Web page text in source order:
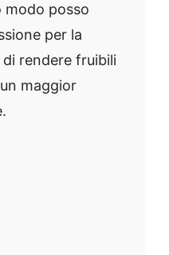
modo posso
per la
rendere fruibili
maggior